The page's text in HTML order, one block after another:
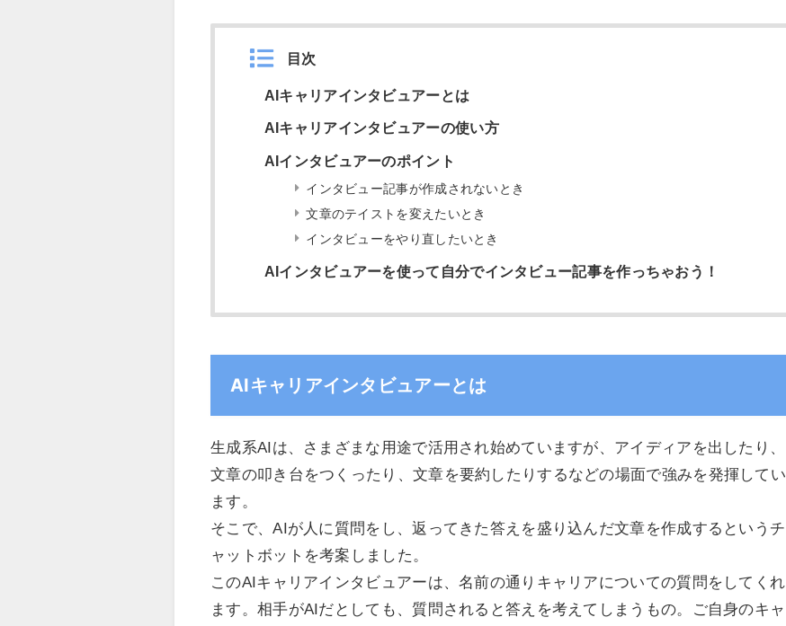
目次
AIキャリアインタビュアーとは
AIキャリアインタビュアーの使い方
AIインタビュアーのポイント
インタビュー記事が作成されないとき
文章のテイストを変えたいとき
インタビューをやり直したいとき
AIインタビュアーを使って自分でインタビュー記事を作っちゃおう！
AIキャリアインタビュアーとは
生成系AIは、さまざまな用途で活用され始めていますが、アイディアを出したり、
文章の叩き台をつくったり、文章を要約したりするなどの場面で強みを発揮してい
ます。
そこで、AIが人に質問をし、返ってきた答えを盛り込んだ文章を作成するというチ
ャットボットを考案しました。
このAIキャリアインタビュアーは、名前の通りキャリアについての質問をしてくれ
ます。相手がAIだとしても、質問されると答えを考えてしまうもの。ご自身のキャ